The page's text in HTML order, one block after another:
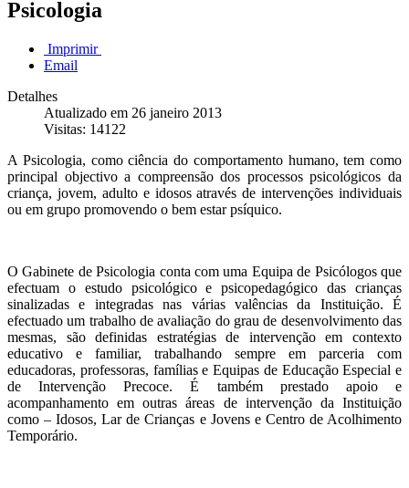
Psicologia
Imprimir
Email
Detalhes
Atualizado em 26 janeiro 2013
Visitas: 14122
A Psicologia, como ciência do comportamento humano, tem como
principal objectivo a compreensão dos processos psicológicos da
criança, jovem, adulto e idosos através de intervenções individuais
ou em grupo promovendo o bem estar psíquico.
O Gabinete de Psicologia conta com uma Equipa de Psicólogos que
efectuam o estudo psicológico e psicopedagógico das crianças
sinalizadas e integradas nas várias valências da Instituição. É
efectuado um trabalho de avaliação do grau de desenvolvimento das
mesmas, são definidas estratégias de intervenção em contexto
educativo e familiar, trabalhando sempre em parceria com
educadoras, professoras, famílias e Equipas de Educação Especial e
de Intervenção Precoce. É também prestado apoio e
acompanhamento em outras áreas de intervenção da Instituição
como – Idosos, Lar de Crianças e Jovens e Centro de Acolhimento
Temporário.